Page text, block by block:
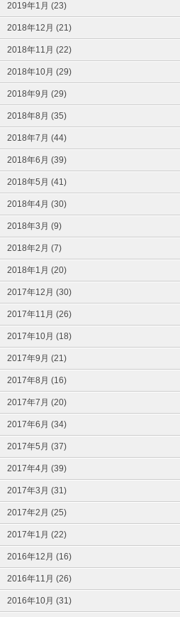
2019年1月 (23)
2018年12月 (21)
2018年11月 (22)
2018年10月 (29)
2018年9月 (29)
2018年8月 (35)
2018年7月 (44)
2018年6月 (39)
2018年5月 (41)
2018年4月 (30)
2018年3月 (9)
2018年2月 (7)
2018年1月 (20)
2017年12月 (30)
2017年11月 (26)
2017年10月 (18)
2017年9月 (21)
2017年8月 (16)
2017年7月 (20)
2017年6月 (34)
2017年5月 (37)
2017年4月 (39)
2017年3月 (31)
2017年2月 (25)
2017年1月 (22)
2016年12月 (16)
2016年11月 (26)
2016年10月 (31)